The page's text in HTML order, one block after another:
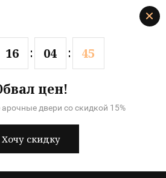
16 04 44
цен!
двери со скидкой 15%
Хочу скидку